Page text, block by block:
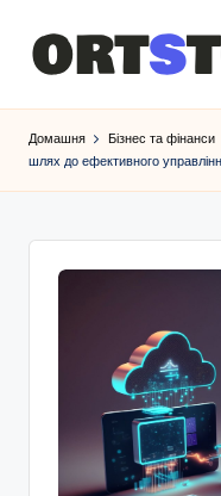
Домашня Бізнес та фінанси
шлях до ефективного